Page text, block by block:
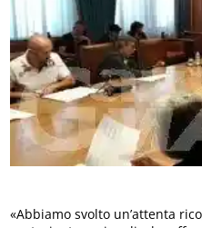
«Abbiamo svolto un’attenta